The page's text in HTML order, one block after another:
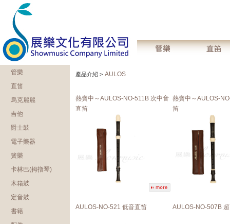
管樂
直笛
烏克麗麗
吉他
爵士鼓
電子樂器
簧樂
卡林巴(拇指琴)
木箱鼓
定音鼓
書籍
產品介紹 > AULOS
熱賣中～AULOS-NO-511B 次中音
直笛
熱賣中～AULOS-
笛
AULOS-NO-521 低音直笛 AULOS-NO-507B